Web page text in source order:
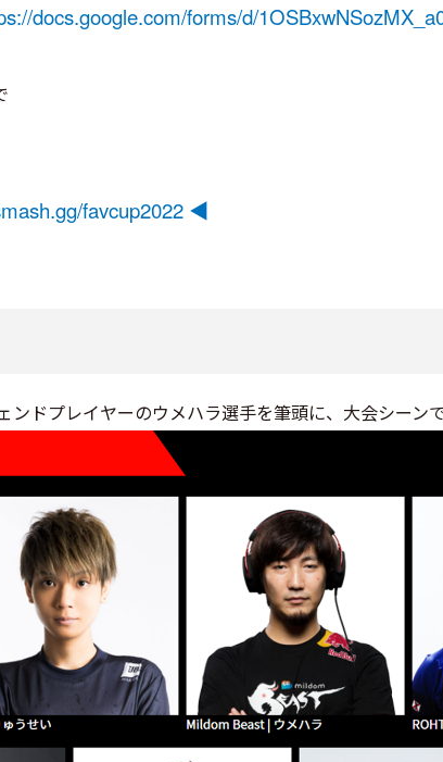
docs.google.com/forms/d/
favcup2022 ◀
ドプレイヤーのウメハラ選手を筆頭に、大会シーン